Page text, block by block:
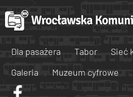
Dla pasażera Tabor
Sieć
Galeria
Muzeum cyfrowe